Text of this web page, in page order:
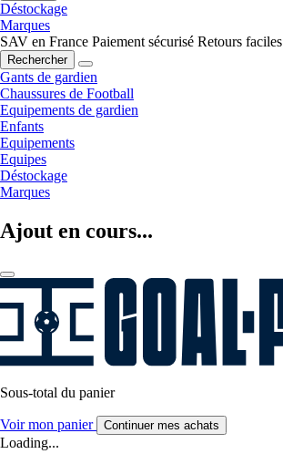
Déstockage
Marques
SAV en France Paiement sécurisé Retours faciles
Rechercher
Gants de gardien
Chaussures de Football
Equipements de gardien
Enfants
Equipements
Equipes
Déstockage
Marques
Ajout en cours...
Sous-total du panier
Voir mon panier Continuer mes achats
Loading...